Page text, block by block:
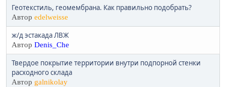
Геотекстиль, геомембрана. Как правильно подобрать?
Автор edelweisse
ж/д эстакада ЛВЖ
Автор Denis_Che
Твердое покрытие территории внутри подпорной стенки
расходного склада
Автор galnikolay